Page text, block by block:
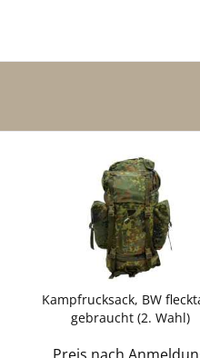
Kampfrucksack, BW
gebraucht (2. Wahl)